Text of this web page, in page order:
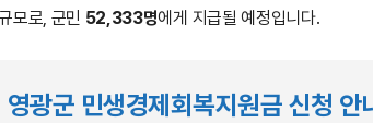
모로, 군민 52,333명에게 지급될 예정입니다.
영광군 민생경제회복지원금 신청 안